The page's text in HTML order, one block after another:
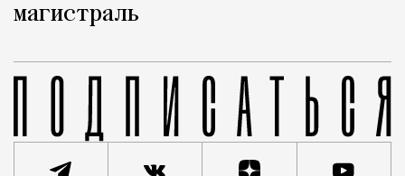
магистраль